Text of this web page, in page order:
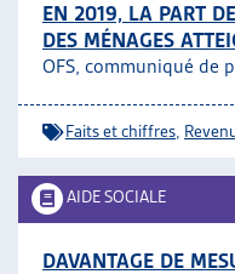
EN 2019, LA PART
DES MÉNAGES
OFS, communiqué de
Faits et chiffres
AIDE SOCIALE
DAVANTAGE DE